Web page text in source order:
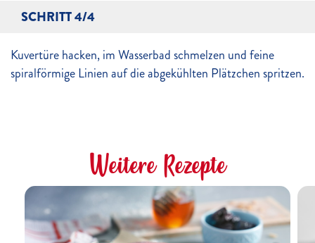
SCHRITT 4/4
Kuvertüre hacken, im Wasserbad schmelzen und feine
spiralförmige Linien auf die abgekühlten Plätzchen spritzen.
Weitere Rezepte